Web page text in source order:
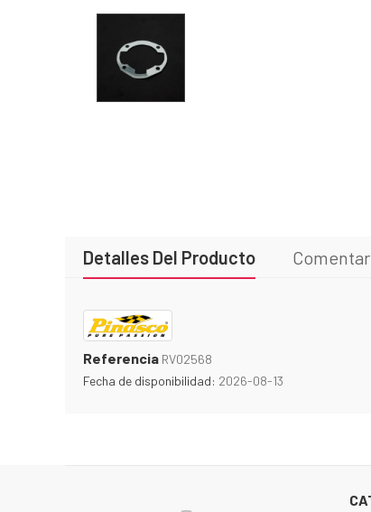
Detalles Del Producto
Referencia RV02568
Fecha de disponibilidad: 2026-08-13